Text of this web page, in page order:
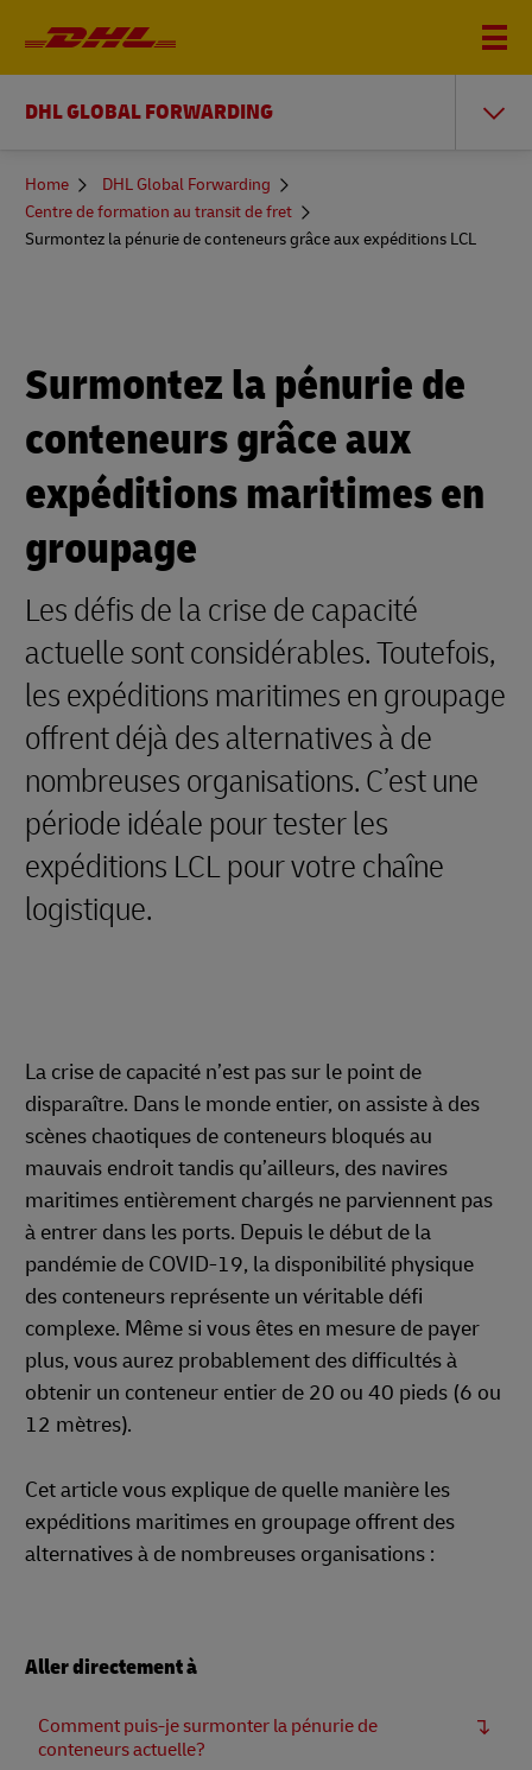
DHL GLOBAL FORWARDING
You
here
Home
DHL Global Forwarding
Centre de formation au transit de fret
Surmontez la pénurie de conteneurs grâce aux expéditions LCL
Surmontez la pénurie de
conteneurs grâce aux
expéditions maritimes en
groupage
Les défis de la crise de capacité
actuelle sont considérables. Toutefois,
les expéditions maritimes en groupage
offrent déjà des alternatives à de
nombreuses organisations. C’est une
période idéale pour tester les
expéditions LCL pour votre chaîne
logistique.
La crise de capacité n’est pas sur le point de
disparaître. Dans le monde entier, on assiste à des
scènes chaotiques de conteneurs bloqués au
mauvais endroit tandis qu’ailleurs, des navires
maritimes entièrement chargés ne parviennent pas
à entrer dans les ports. Depuis le début de la
pandémie de COVID-19, la disponibilité physique
des conteneurs représente un véritable défi
complexe. Même si vous êtes en mesure de payer
plus, vous aurez probablement des difficultés à
obtenir un conteneur entier de 20 ou 40 pieds (6 ou
12 mètres).
Cet article vous explique de quelle manière les
expéditions maritimes en groupage offrent des
alternatives à de nombreuses organisations :
Aller directement à
Comment puis-je surmonter la pénurie de
conteneurs actuelle?